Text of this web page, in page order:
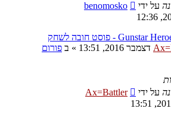
על ידי
benomosko
» ב פורום
על ידי
Ax=Battler